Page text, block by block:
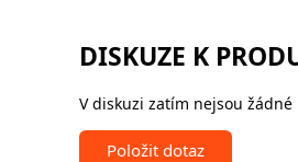
DISKUZE K
V diskuzi zatím nejsou žádné
Položit dotaz